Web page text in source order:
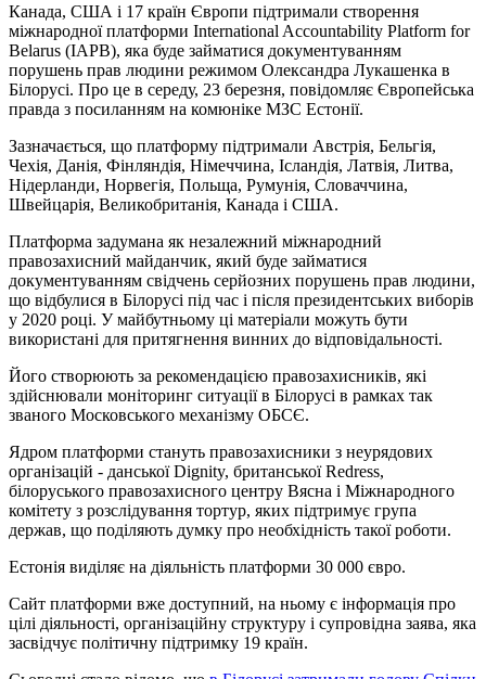
Канада, США і 17 країн Європи підтримали створення
міжнародної платформи International Accountability Platform for
Belarus (IAPB), яка буде займатися документуванням
порушень прав людини режимом Олександра Лукашенка в
Білорусі. Про це в середу, 23 березня, повідомляє Європейська
правда з посиланням на комюніке МЗС Естонії.
Зазначається, що платформу підтримали Австрія, Бельгія,
Чехія, Данія, Фінляндія, Німеччина, Ісландія, Латвія, Литва,
Нідерланди, Норвегія, Польща, Румунія, Словаччина,
Швейцарія, Великобританія, Канада і США.
Платформа задумана як незалежний міжнародний
правозахисний майданчик, який буде займатися
документуванням свідчень серйозних порушень прав людини,
що відбулися в Білорусі під час і після президентських виборів
у 2020 році. У майбутньому ці матеріали можуть бути
використані для притягнення винних до відповідальності.
Його створюють за рекомендацією правозахисників, які
здійснювали моніторинг ситуації в Білорусі в рамках так
званого Московського механізму ОБСЄ.
Ядром платформи стануть правозахисники з неурядових
організацій - данської Dignity, британської Redress,
білоруського правозахисного центру Вясна і Міжнародного
комітету з розслідування тортур, яких підтримує група
держав, що поділяють думку про необхідність такої роботи.
Естонія виділяє на діяльність платформи 30 000 євро.
Сайт платформи вже доступний, на ньому є інформація про
цілі діяльності, організаційну структуру і супровідна заява, яка
засвідчує політичну підтримку 19 країн.